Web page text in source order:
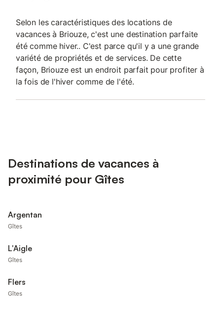
Selon les caractéristiques des locations de
vacances à Briouze, c'est une destination parfaite
été comme hiver.. C'est parce qu'il y a une grande
variété de propriétés et de services. De cette
façon, Briouze est un endroit parfait pour profiter à
la fois de l'hiver comme de l'été.
Destinations de vacances à
proximité pour Gîtes
Argentan
Gîtes
L'Aigle
Gîtes
Flers
Gîtes